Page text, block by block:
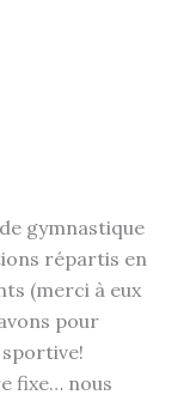
gymnastique
répartis en
(merci à eux
pour
fixe… nous